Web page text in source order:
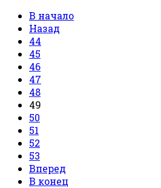
В начало
Назад
44
45
46
47
48
49
50
51
52
53
Вперед
В конец